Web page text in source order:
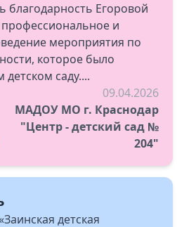
Егоровой
и
мероприятия по
которое было
саду....
09.04.2026
МАДОУ МО г. Краснодар
"Центр - детский сад №
204"
детская